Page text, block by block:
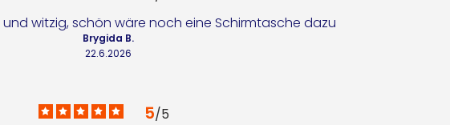
witzig, schön wäre noch eine Schirmtasche dazu
22.6.2026
Brygida B.
5/5